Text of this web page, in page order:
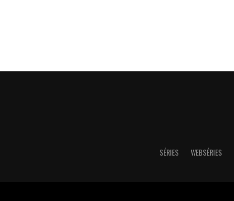
SÉRIES WEBSÉRIES